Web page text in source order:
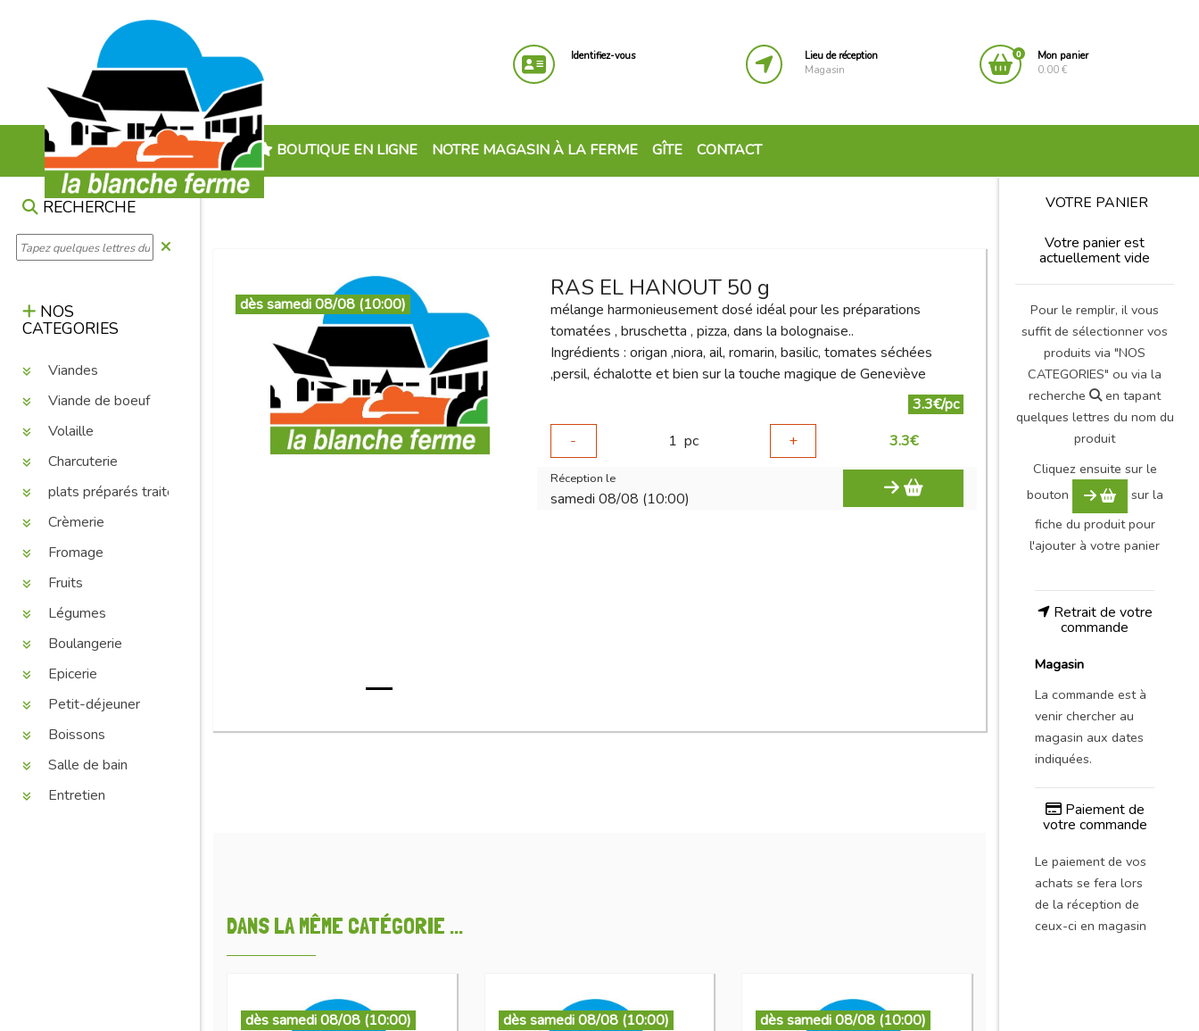
Identifiez-vous
Lieu de réception
Magasin
0
Mon panier
0.00 €
BOUTIQUE EN LIGNE NOTRE MAGASIN À LA FERME GÎTE CONTACT
RECHERCHE
NOS
CATEGORIES
Viandes
Viande de boeuf
Volaille
Charcuterie
plats préparés traiteur
Crèmerie
Fromage
Fruits
Légumes
Boulangerie
Epicerie
Petit-déjeuner
Boissons
Salle de bain
Entretien
dès samedi 08/08 (10:00)
RAS EL HANOUT 50 g
mélange harmonieusement dosé idéal pour les préparations
tomatées , bruschetta , pizza, dans la bolognaise..
Ingrédients : origan ,niora, ail, romarin, basilic, tomates séchées
,persil, échalotte et bien sur la touche magique de Geneviève
3.3€/pc
-
1 pc + 3.3€
Réception le
samedi 08/08 (10:00)
DANS LA MÊME CATÉGORIE ...
dès samedi 08/08 (10:00) dès samedi 08/08 (10:00) dès samedi 08/08 (10:00)
VOTRE PANIER
Votre panier est
actuellement vide
Pour le remplir, il vous
suffit de sélectionner vos
produits via "NOS
CATEGORIES" ou via la
recherche
en tapant
quelques lettres du nom du
produit
Cliquez ensuite sur le
bouton
sur la
fiche du produit pour
l'ajouter à votre panier
Retrait de votre
commande
Magasin
La commande est à
venir chercher au
magasin aux dates
indiquées.
Paiement de
votre commande
Le paiement de vos
achats se fera lors
de la réception de
ceux-ci en magasin